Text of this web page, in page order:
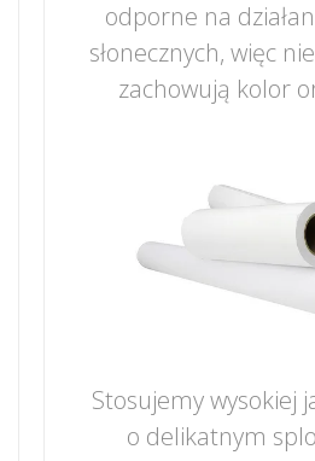
odporne na
słonecznych, więc
zachowują kolor
Stosujemy wysokiej
o delikatnym